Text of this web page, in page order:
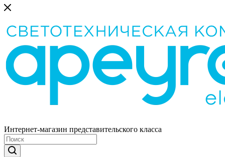
Интернет-магазин представительского класса